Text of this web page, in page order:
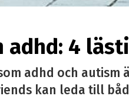
adhd: 4
adhd och
kan leda till